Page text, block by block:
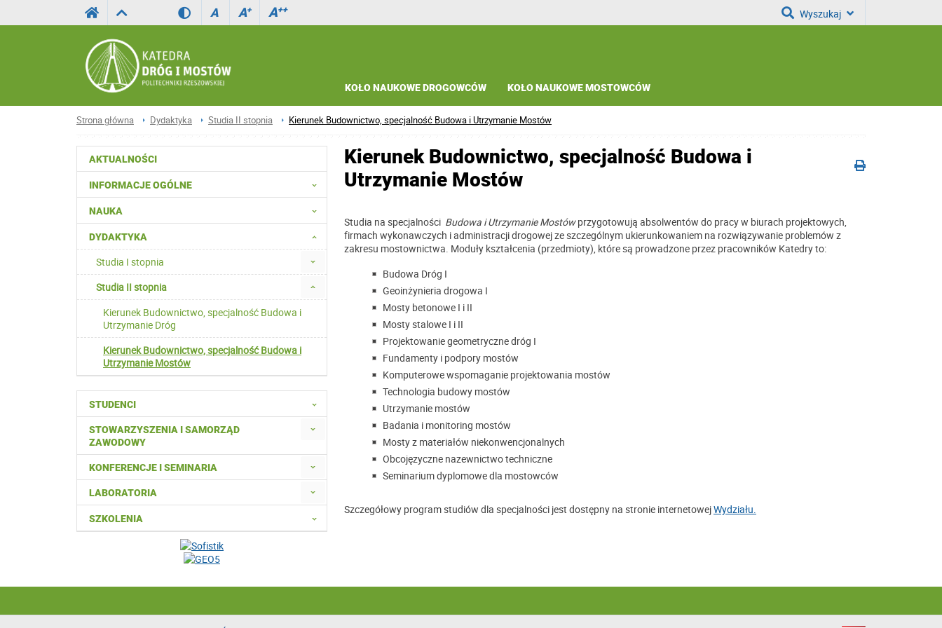
A A+ A++ Wyszukaj
KOŁO NAUKOWE DROGOWCÓW KOŁO NAUKOWE MOSTOWCÓW
Strona główna Dydaktyka Studia II stopnia Kierunek Budownictwo, specjalność Budowa i Utrzymanie Mostów
AKTUALNOŚCI
INFORMACJE OGÓLNE
NAUKA
DYDAKTYKA
Studia I stopnia
Studia II stopnia
Kierunek Budownictwo, specjalność Budowa i
Utrzymanie Dróg
Kierunek Budownictwo, specjalność Budowa i
Utrzymanie Mostów
STUDENCI
STOWARZYSZENIA I SAMORZĄD
ZAWODOWY
KONFERENCJE I SEMINARIA
LABORATORIA
SZKOLENIA
Kierunek Budownictwo, specjalność Budowa i
Utrzymanie Mostów
Studia na specjalności Budowa i Utrzymanie Mostówprzygotowują absolwentów do pracy w biurach projektowych,
firmach wykonawczych i administracji drogowej ze szczególnym ukierunkowaniem na rozwiązywanie problemów z
zakresu mostownictwa. Moduły kształcenia (przedmioty), które są prowadzone przez pracowników Katedry to:
Budowa Dróg I
Geoinżynieria drogowa I
Mosty betonowe I i II
Mosty stalowe I i II
Projektowanie geometryczne dróg I
Fundamenty i podpory mostów
Komputerowe wspomaganie projektowania mostów
Technologia budowy mostów
Utrzymanie mostów
Badania i monitoring mostów
Mosty z materiałów niekonwencjonalnych
Obcojęzyczne nazewnictwo techniczne
Seminarium dyplomowe dla mostowców
Szczegółowy program studiów dla specjalności jest dostępny na stronie internetowejWydziału.